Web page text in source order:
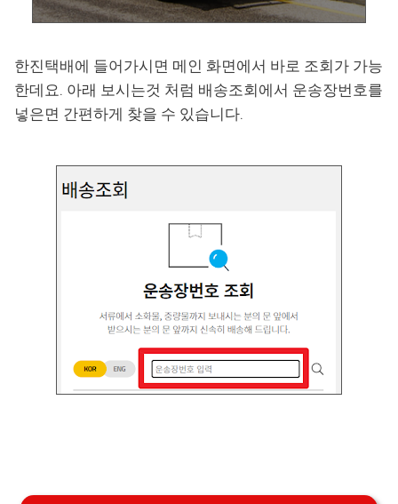
한진택배에 들어가시면 메인 화면에서 바로 조회가 가능
한데요. 아래 보시는것 처럼 배송조회에서 운송장번호를
넣은면 간편하게 찾을 수 있습니다.